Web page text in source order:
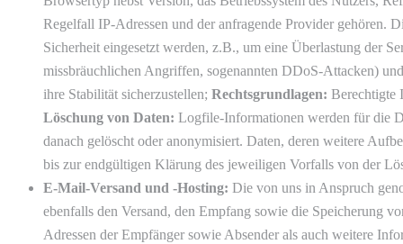
Regelfall IP-Adressen und der anfragende Provider gehören.
Sicherheit eingesetzt werden, z.B., um eine Überlastung der
missbräuchlichen Angriffen, sogenannten DDoS-Attacken)
ihre Stabilität sicherzustellen; Rechtsgrundlagen: Berechtigte
Löschung von Daten: Logfile-Informationen werden für die
danach gelöscht oder anonymisiert. Daten, deren weitere
bis zur endgültigen Klärung des jeweiligen Vorfalls von der
E-Mail-Versand und -Hosting: Die von uns in Anspruch
ebenfalls den Versand, den Empfang sowie die Speicherung
Adressen der Empfänger sowie Absender als auch weitere